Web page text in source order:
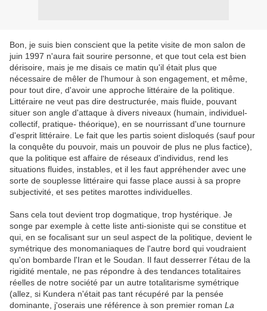
Bon, je suis bien conscient que la petite visite de mon salon de
juin 1997 n'aura fait sourire personne, et que tout cela est bien
dérisoire, mais je me disais ce matin qu'il était plus que
nécessaire de mêler de l'humour à son engagement, et même,
pour tout dire, d'avoir une approche littéraire de la politique.
Littéraire ne veut pas dire destructurée, mais fluide, pouvant
situer son angle d'attaque à divers niveaux (humain, individuel-
collectif, pratique- théorique), en se nourrissant d'une tournure
d'esprit littéraire. Le fait que les partis soient disloqués (sauf pour
la conquête du pouvoir, mais un pouvoir de plus ne plus factice),
que la politique est affaire de réseaux d'individus, rend les
situations fluides, instables, et il les faut appréhender avec une
sorte de souplesse littéraire qui fasse place aussi à sa propre
subjectivité, et ses petites marottes individuelles.
Sans cela tout devient trop dogmatique, trop hystérique. Je
songe par exemple à cette liste anti-sioniste qui se constitue et
qui, en se focalisant sur un seul aspect de la politique, devient le
symétrique des monomaniaques de l'autre bord qui voudraient
qu'on bombarde l'Iran et le Soudan. Il faut desserrer l'étau de la
rigidité mentale, ne pas répondre à des tendances totalitaires
réelles de notre société par un autre totalitarisme symétrique
(allez, si Kundera n'était pas tant récupéré par la pensée
dominante, j'oserais une référence à son premier roman La